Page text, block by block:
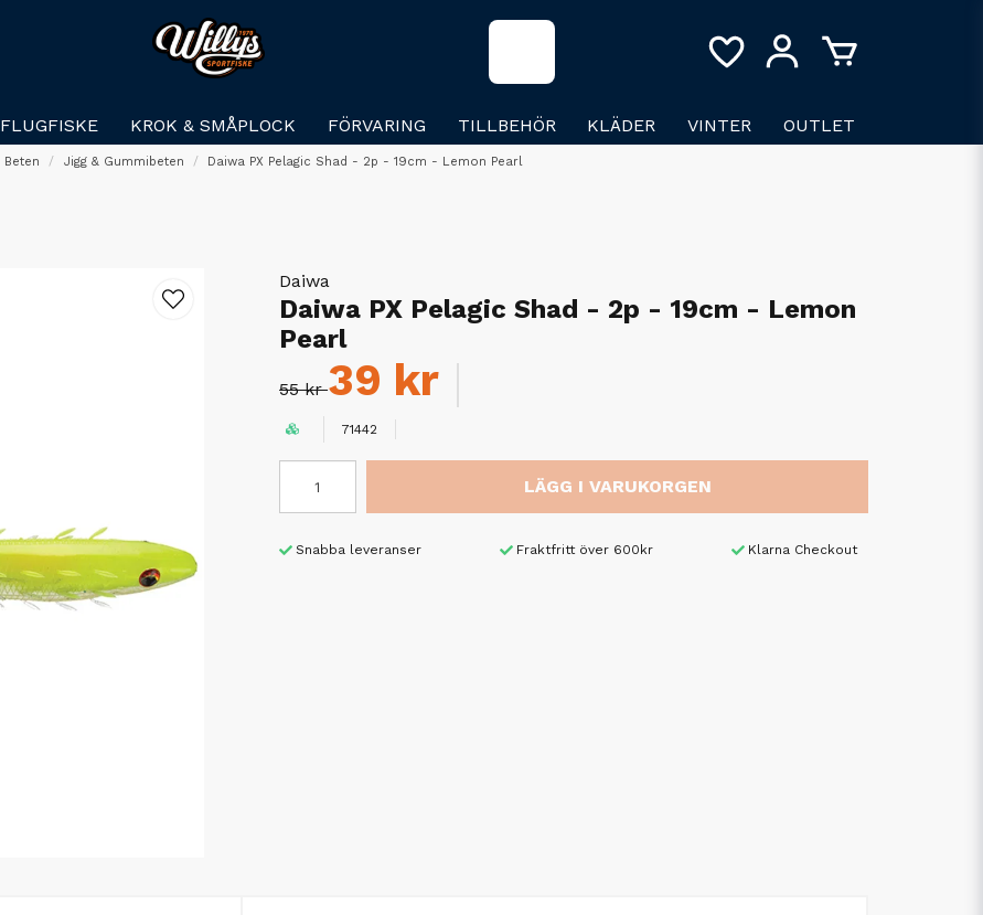
FLUGFISKE KROK & SMÅPLOCK FÖRVARING TILLBEHÖR KLÄDER VINTER OUTLET
Beten Jigg & Gummibeten Daiwa PX Pelagic Shad - 2p - 19cm - Lemon Pearl
Daiwa
Daiwa PX Pelagic Shad - 2p - 19cm - Lemon
Pearl
55 kr39 kr
71442
LÄGG I VARUKORGEN
Snabba leveranser Fraktfritt över 600kr Klarna Checkout